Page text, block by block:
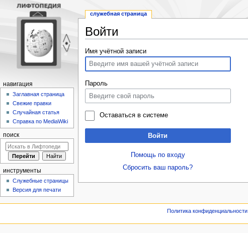
Войти
Перейти
навигации
Перейти
поиску
Имя учётной записи
Пароль
Оставаться в системе
Войти
Помощь по входу
Сбросить ваш пароль?
служебная страница
навигация
Заглавная страница
Свежие правки
Случайная статья
Справка по MediaWiki
поиск
инструменты
Служебные страницы
Версия для печати
Политика конфиденциальности